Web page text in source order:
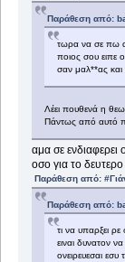
Παράθεση από:
τωρα να σε πω
ποιος σου ειπε
σαν μαλ**ας και
Λέει πουθενά η
Πάντως από αυτό
αμα σε
οσο για το
Παράθεση από:
Παράθεση από:
τι να υπαρξει ρε
ειναι δυνατον
ονειρευεσαι